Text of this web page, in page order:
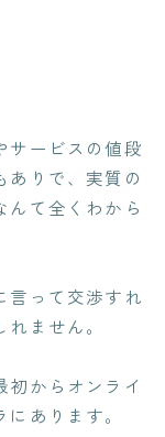
サービスの値段
ありで、実質の
んて全くわから
言って交渉すれ
ません。
初からオンライ
あります。